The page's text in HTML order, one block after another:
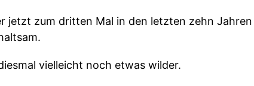
jetzt zum dritten Mal in den letzten zehn Jahren
vielleicht noch etwas wilder.